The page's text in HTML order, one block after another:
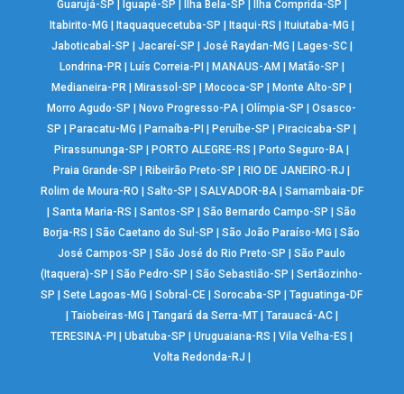
Guarujá-SP
Iguapé-SP Ilha Bela-SP Ilha Comprida-SP
Itabirito-MG
Itaquaquecetuba-SP Itaqui-RS Ituiutaba-MG
Jaboticabal-SP
Jacareí-SP José Raydan-MG Lages-SC|
Londrina-PR| Luís Correia-PI MANAUS-AM Matão-SP
Medianeira-PR
Mirassol-SP Mococa-SP Monte Alto-SP
Morro Agudo-SP
Novo Progresso-PA |Olímpia-SP |Osasco-
SP
Paracatu-MG Parnaíba-PI Peruíbe-SP Piracicaba-SP
Pirassununga-SP
PORTO ALEGRE-RS Porto Seguro-BA
Praia Grande-SP
Ribeirão Preto-SP RIO DE JANEIRO-RJ
Rolim de Moura-RO
Salto-SP SALVADOR-BA| Samambaia-DF
|Santa Maria-RS |Santos-SP |São Bernardo Campo-SP |São
Borja-RS
|São Caetano do Sul-SP |São João Paraíso-MG |São
José Campos-SP
|São José do Rio Preto-SP |São Paulo
(Itaquera)-SP
|São Pedro-SP |São Sebastião-SP |Sertãozinho-
SP
|Sete Lagoas-MG |Sobral-CE |Sorocaba-SP |Taguatinga-DF
Taiobeiras-MG Tangará da Serra-MT| Tarauacá-AC|
TERESINA-PI
|Ubatuba-SP |Uruguaiana-RS |Vila Velha-ES
Volta Redonda-RJ